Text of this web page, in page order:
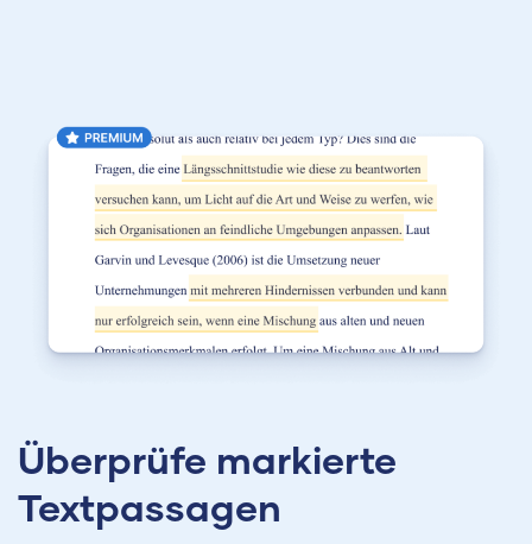
Überprüfe markierte
Textpassagen